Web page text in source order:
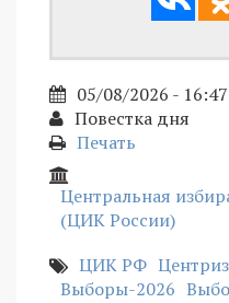
05/08/2026 - 16:47
Повестка дня
Печать
Центральная
(ЦИК России)
ЦИК РФ
Выборы-2026